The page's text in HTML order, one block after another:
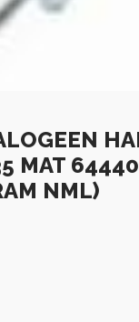
MAT
NML)